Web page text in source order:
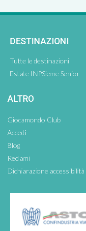
DESTINAZIONI
Tutte le destinazioni
Estate INPSieme Senior
ALTRO
Giocamondo Club
Accedi
Blog
Reclami
Dichiarazione accessibilità